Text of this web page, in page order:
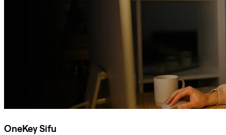
OneKey Sifu